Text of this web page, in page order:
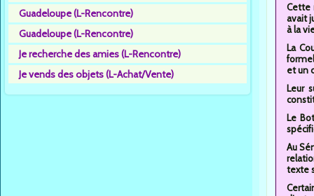
Guadeloupe (L-Rencontre)
Guadeloupe (L-Rencontre)
Je recherche des amies (L-Rencontre)
Je vends des objets (L-Achat/Vente)
Cette
avait
à la
La
et un
Leur
Le
Au
texte